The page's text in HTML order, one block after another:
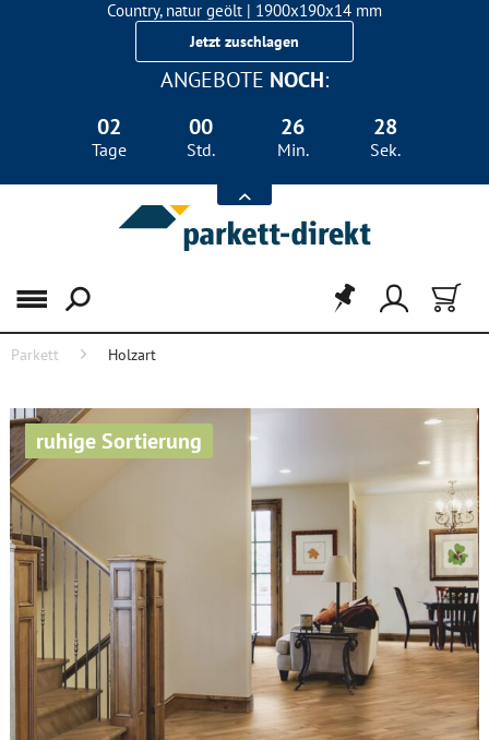
Country, natur geölt | 1900x190x14 mm
Landhausdiele Eiche für nur 29,90 €/m²
Jetzt zuschlagen
ANGEBOTE NOCH:
02
Tage
00
Std.
26
Min.
28
Sek.
Menü
Parkett Holzart
ruhige Sortierung